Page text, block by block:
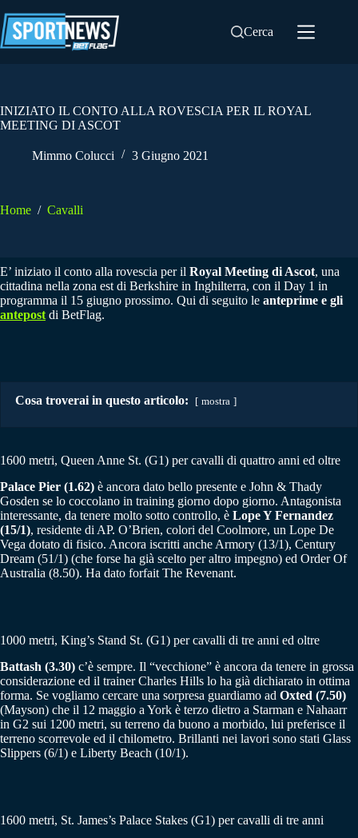
al
contenuto
Cerca
INIZIATO IL CONTO ALLA ROVESCIA PER IL ROYAL
MEETING DI ASCOT
Mimmo Colucci 3 Giugno 2021
Home / Cavalli
E’ iniziato il conto alla rovescia per il Royal Meeting di Ascot, una
cittadina nella zona est di Berkshire in Inghilterra, con il Day 1 in
programma il 15 giugno prossimo. Qui di seguito le anteprime e gli
antepost di BetFlag.
Cosa troverai in questo articolo: mostra
1600 metri, Queen Anne St. (G1) per cavalli di quattro anni ed oltre
Palace Pier (1.62) è ancora dato bello presente e John & Thady
Gosden se lo coccolano in training giorno dopo giorno. Antagonista
interessante, da tenere molto sotto controllo, è Lope Y Fernandez
(15/1), residente di AP. O’Brien, colori del Coolmore, un Lope De
Vega dotato di fisico. Ancora iscritti anche Armory (13/1), Century
Dream (51/1) (che forse ha già scelto per altro impegno) ed Order Of
Australia (8.50). Ha dato forfait The Revenant.
1000 metri, King’s Stand St. (G1) per cavalli di tre anni ed oltre
Battash (3.30) c’è sempre. Il “vecchione” è ancora da tenere in grossa
considerazione ed il trainer Charles Hills lo ha già dichiarato in ottima
forma. Se vogliamo cercare una sorpresa guardiamo ad Oxted (7.50)
(Mayson) che il 12 maggio a York è terzo dietro a Starman e Nahaarr
in G2 sui 1200 metri, su terreno da buono a morbido, lui preferisce il
terreno scorrevole ed il chilometro. Brillanti nei lavori sono stati Glass
Slippers (6/1) e Liberty Beach (10/1).
1600 metri, St. James’s Palace Stakes (G1) per cavalli di tre anni